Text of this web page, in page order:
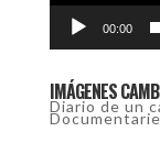
00:00
IMÁGENES
Diario de un